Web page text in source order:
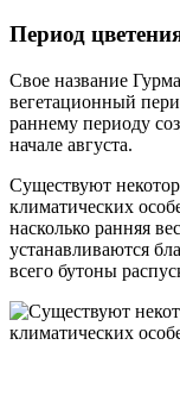
Период
Свое название
вегетационный
раннему периоду
начале августа.
Существуют
климатических
насколько ранняя
устанавливаются
всего бутоны